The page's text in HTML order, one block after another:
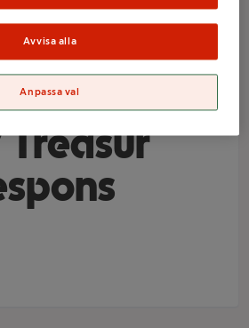
Solid
kan variera mellan butikerna
Avvisa alla
Anpassa val